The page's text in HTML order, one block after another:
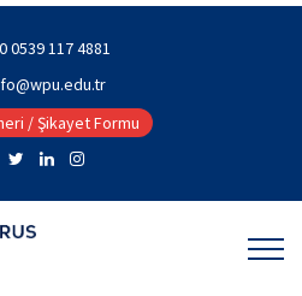
0539 117 4881
/ Şikayet Formu